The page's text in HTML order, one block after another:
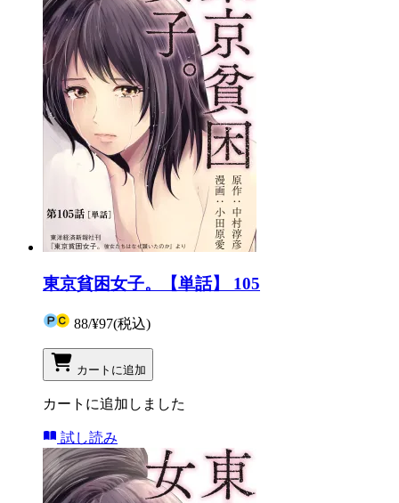
東京貧困女子。【単話】 105
88/¥97(税込)
カートに追加
カートに追加しました
試し読み